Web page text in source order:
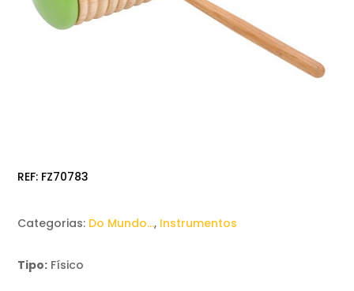
REF: FZ70783
Categorias: Do Mundo…, Instrumentos
Tipo: Físico